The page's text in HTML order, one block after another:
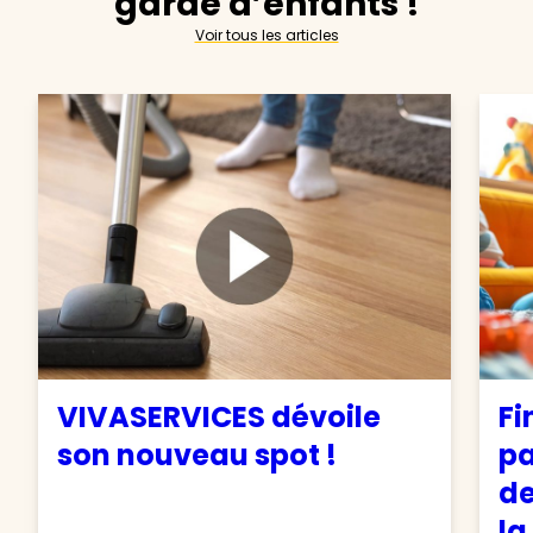
Voir tous les articles
VIVASERVICES dévoile
son nouveau spot !